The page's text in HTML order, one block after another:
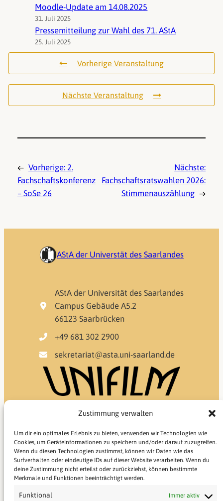
Zustimmung verwalten
Um dir ein optimales Erlebnis zu bieten, verwenden wir Technologien wie
Cookies, um Geräteinformationen zu speichern und/oder darauf zuzugreifen.
Wenn du diesen Technologien zustimmst, können wir Daten wie das
Surfverhalten oder eindeutige IDs auf dieser Website verarbeiten. Wenn du
deine Zustimmung nicht erteilst oder zurückziehst, können bestimmte
Merkmale und Funktionen beeinträchtigt werden.
Funktional Immer aktiv
Moodle-Update am 14.08.2025
31. Juli 2025
Pressemitteilung zur Wahl des 71. AStA
25. Juli 2025
Vorherige Veranstaltung
Nächste Veranstaltung
← Vorherige: 2.
Fachschaftskonferenz
– SoSe 26
Nächste:
Fachschaftsratswahlen 2026:
Stimmenauszählung →
AStA der Universtät des Saarlandes
AStA der Universität des Saarlandes
Campus Gebäude A5.2
66123 Saarbrücken
+49 681 302 2900
sekretariat@asta.uni-saarland.de